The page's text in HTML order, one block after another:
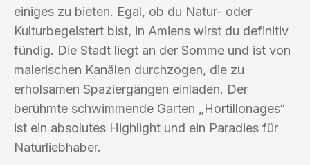
einiges zu bieten. Egal, ob du Natur- oder
Kulturbegeistert bist, in Amiens wirst du definitiv
fündig. Die Stadt liegt an der Somme und ist von
malerischen Kanälen durchzogen, die zu
erholsamen Spaziergängen einladen. Der
berühmte schwimmende Garten „Hortillonages“
ist ein absolutes Highlight und ein Paradies für
Naturliebhaber.